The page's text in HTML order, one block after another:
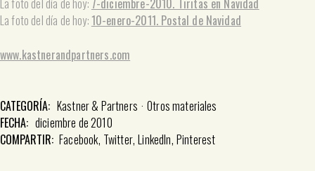
La foto del día de hoy: 7-diciembre-2010. Tiritas en Navidad
La foto del día de hoy: 10-enero-2011. Postal de Navidad
www.kastnerandpartners.com
CATEGORÍA: Kastner & Partners Otros materiales
FECHA: diciembre de 2010
COMPARTIR: Facebook Twitter LinkedIn Pinterest